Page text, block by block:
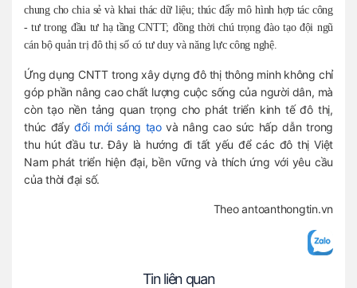
chung cho chia sẻ và khai thác dữ liệu; thúc đẩy mô hình hợp tác công
- tư trong đầu tư hạ tầng CNTT; đồng thời chú trọng đào tạo đội ngũ
cán bộ quản trị đô thị số có tư duy và năng lực công nghệ.
Ứng dụng CNTT trong xây dựng đô thị thông minh không chỉ
góp phần nâng cao chất lượng cuộc sống của người dân, mà
còn tạo nền tảng quan trọng cho phát triển kinh tế đô thị,
thúc đẩyđổi mới sáng tạovà nâng cao sức hấp dẫn trong
thu hút đầu tư. Đây là hướng đi tất yếu để các đô thị Việt
Nam phát triển hiện đại, bền vững và thích ứng với yêu cầu
của thời đại số.
Theo antoanthongtin.vn
Tin liên quan